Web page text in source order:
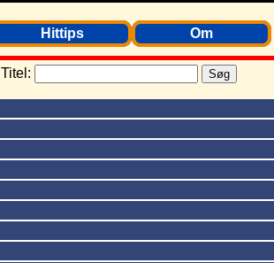
Hittips Om
Titel: